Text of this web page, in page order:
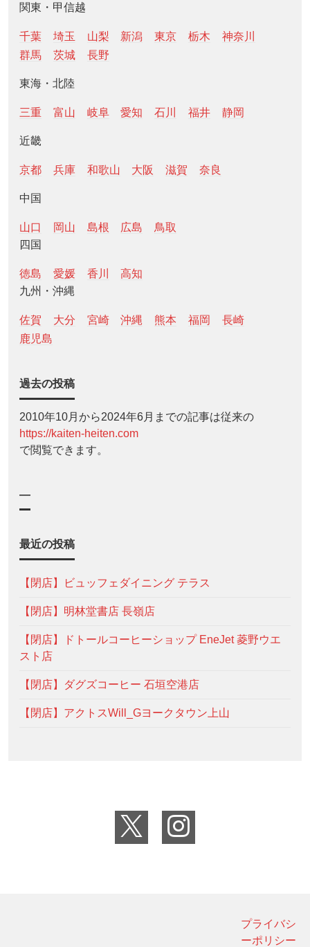
関東・甲信越
千葉 埼玉 山梨 新潟 東京 栃木
神奈川
群馬
茨城 長野
東海・北陸
三重 富山 岐阜 愛知 石川 福井 静岡
近畿
京都 兵庫 和歌山 大阪 滋賀 奈良
中国
山口 岡山 島根 広島
鳥取
四国
徳島 愛媛 香川
高知
九州・沖縄
佐賀 大分 宮崎 沖縄 熊本 福岡
長崎
鹿児島
過去の投稿
2010年10月から2024年6月までの記事は従来の
https://kaiten-heiten.com
で閲覧できます。
—
最近の投稿
【閉店】ビュッフェダイニング テラス
【閉店】明林堂書店 長嶺店
【閉店】ドトールコーヒーショップ EneJet 菱野ウエ
スト店
【閉店】ダグズコーヒー 石垣空港店
【閉店】アクトスWill_Gヨークタウン上山
プライバシ
ーポリシー